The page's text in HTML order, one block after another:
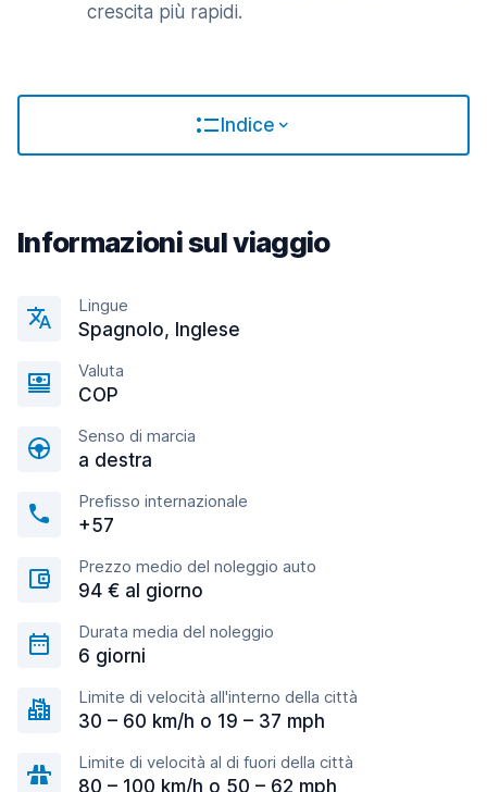
crescita più rapidi.
Indice
Informazioni sul viaggio
Lingue
Spagnolo, Inglese
Valuta
COP
Senso di marcia
a destra
Prefisso internazionale
+57
Prezzo medio del noleggio auto
94 € al giorno
Durata media del noleggio
6 giorni
Limite di velocità all'interno della città
30 – 60 km/h o 19 – 37 mph
Limite di velocità al di fuori della città
80 – 100 km/h o 50 – 62 mph